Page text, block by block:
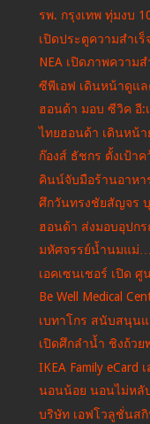
รพ. กรุงเทพ ทุ่มงบ
เปิดประตูความสำเ
NEA เปิดภาพความ
ซีพีเอฟ เดินหน้าดูแ
ฮอนด้า มอบ ซีวิค อี:
ไทยฮอนด้า เดินหน้
ก๊องส์ ธัชกร ตั้งเป้า
คินน์จับมือร้านอาหา
ศึกวันทรงชัยสัญจร
ฮอนด้า ส่งมอบอุปก
มหัศจรรย์น้ำนมแม่
เอคเซนเชอร์ เปิด
Be Well Medical
เบทาโกร สนับสนุน
เปิดศึกลำน้ำ ชิงถ้วย
IKEA Family eCard
นอนน้อย นอนไม่หลั
บริษัท เอฟโวลูชั่นส